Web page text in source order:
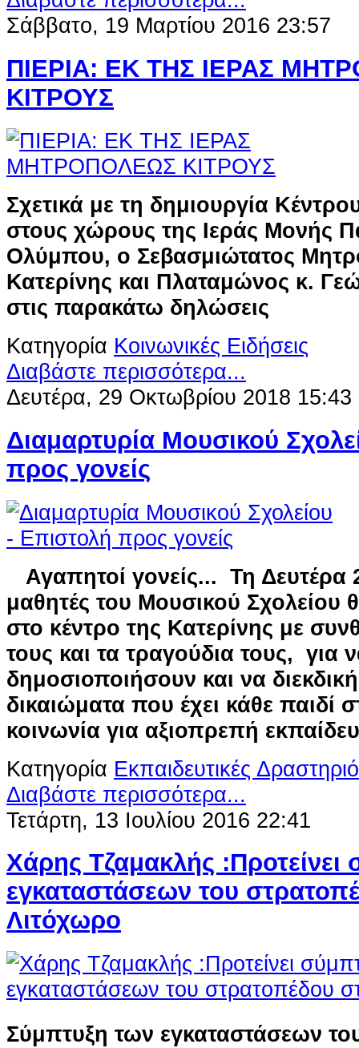
Σάββατο, 19 Μαρτίου 2016 23:57
ΠΙΕΡΙΑ: ΕΚ ΤΗΣ ΙΕΡΑΣ
ΚΙΤΡΟΥΣ
Σχετικά με τη δημιουργία
στους χώρους της Ιεράς Μονής
Ολύμπου, ο Σεβασμιώτατος
Κατερίνης και Πλαταμώνος κ.
στις παρακάτω δηλώσεις
Κατηγορία Κοινωνικές Ειδήσεις
Διαβάστε περισσότερα...
Δευτέρα, 29 Οκτωβρίου 2018 15:43
Διαμαρτυρία Μουσικού
προς γονείς
Αγαπητοί γονείς... Τη Δευτέρα
μαθητές του Μουσικού Σχολείου
στο κέντρο της Κατερίνης με
τους και τα τραγούδια τους, για
δημοσιοποιήσουν και να
δικαιώματα που έχει κάθε παιδί
κοινωνία για αξιοπρεπή
Κατηγορία Εκπαιδευτικές
Διαβάστε περισσότερα...
Τετάρτη, 13 Ιουλίου 2016 22:41
Χάρης Τζαμακλής :Προτείνει
εγκαταστάσεων του
Λιτόχωρο
Σύμπτυξη των εγκαταστάσεων